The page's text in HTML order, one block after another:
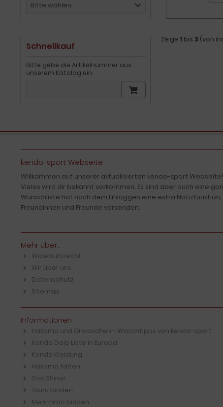
Zeige 1 bis 3 (von
Bitte wählen
Schnellkauf
Bitte gebe die Artikelnummer aus
unserem Katalog ein.
kendo-sport Webseite
Willkommen auf unserer aktualisierten kendo-sport
Vieles wird dir bekannt vorkommen. Es sind aber auch eine
Wunschliste hat nach dem Einloggen eine extra
Freundinnen und Freunde versenden.
Mehr über...
Widerrufsrecht
Wir über uns
Datenschutz
Sitemap
Informationen
Hakama und Gi waschen - Waschtipps von kendo-sport
Kendo Dojo Liste in Europa
Kendo Kleidung
Hakama falten
Das Shinai
Tsuru binden
Men-Himo binden